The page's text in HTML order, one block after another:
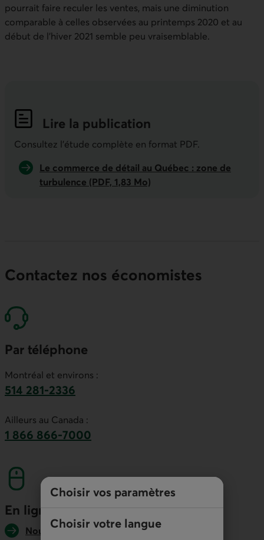
Choisir vos paramètres
Choisir votre langue
pourrait faire reculer les ventes, mais une diminution
comparable à celles observées au printemps 2020 et au
début de l’hiver 2021 semble peu vraisemblable.
Lire la publication
Indicateurs économiques de la
Consultez l'étude complète en format PDF.
Le commerce de détail au Québec : zone de
turbulence (PDF, 1,83 Mo)
Contactez nos économistes
Par téléphone
Montréal et environs :
514 281-2336
Ailleurs au Canada :
1 866 866-7000
En ligne
Nous écrire